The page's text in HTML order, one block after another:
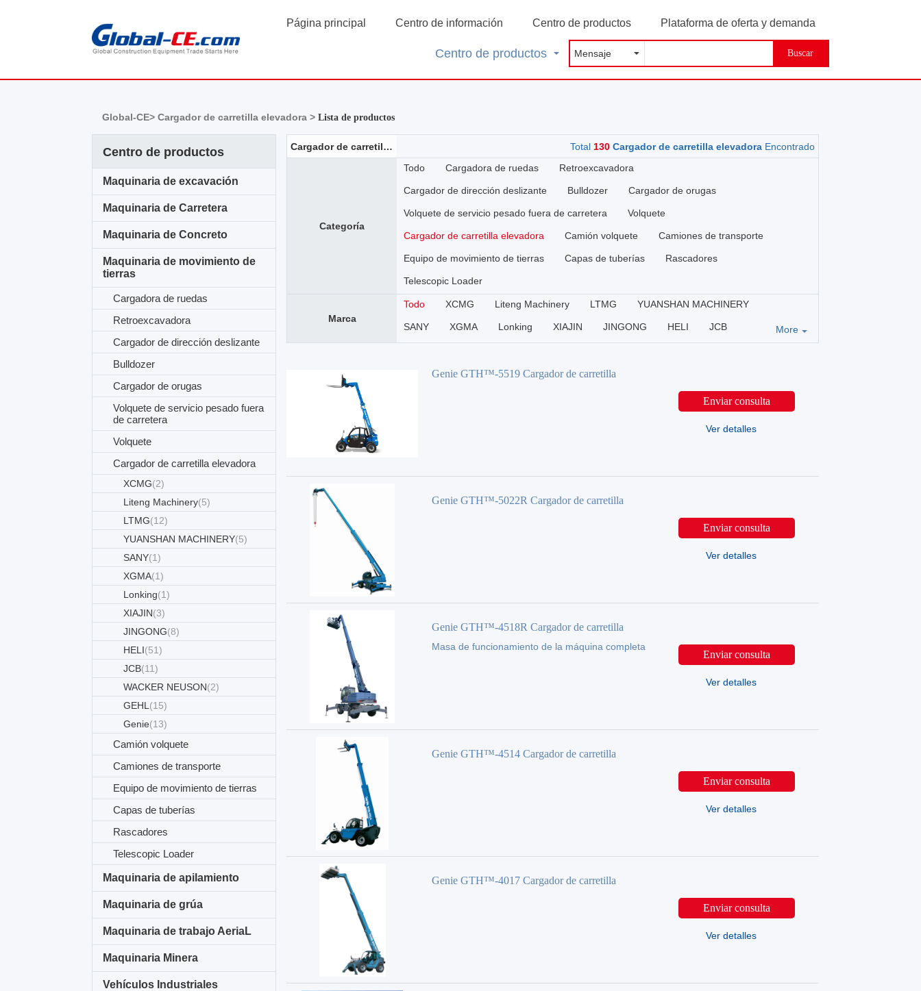
Página principal Centro de información Centro de productos Plataforma de oferta y demanda
Buscar
Centro de productos
Global-CE>Cargador de carretilla elevadora >Lista de productos
Centro de productos
Maquinaria de excavación
Maquinaria de Carretera
Maquinaria de Concreto
Maquinaria de movimiento de
tierras
Cargadora de ruedas
Retroexcavadora
Cargador de dirección deslizante
Bulldozer
Cargador de orugas
Volquete de servicio pesado fuera
de carretera
Volquete
Cargador de carretilla elevadora
XCMG(2)
Liteng Machinery(5)
LTMG(12)
YUANSHAN MACHINERY(5)
SANY(1)
XGMA(1)
Lonking(1)
XIAJIN(3)
JINGONG(8)
HELI(51)
JCB(11)
WACKER NEUSON(2)
GEHL (15)
Genie(13)
Camión volquete
Camiones de transporte
Equipo de movimiento de tierras
Capas de tuberías
Rascadores
Telescopic Loader
Maquinaria de apilamiento
Maquinaria de grúa
Maquinaria de trabajo AeriaL
Maquinaria Minera
Vehículos Industriales
Cargador de carretilla elevadora Total 130Cargador de carretilla elevadoraEncontrado
Categoría
Todo Cargadora de ruedas Retroexcavadora
Cargador de dirección deslizante Bulldozer Cargador de orugas
Volquete de servicio pesado fuera de carretera Volquete
Cargador de carretilla elevadora Camión volquete Camiones de transporte
Equipo de movimiento de tierras Capas de tuberías Rascadores
Telescopic Loader
Marca
Todo XCMG Liteng Machinery LTMG YUANSHAN MACHINERY
SANY XGMA Lonking XIAJIN JINGONG HELI JCB More
Genie GTH™-5519 Cargador de carretilla
Enviar consulta
Ver detalles
Genie GTH™-5022R Cargador de carretilla
Enviar consulta
Ver detalles
Genie GTH™-4518R Cargador de carretilla
elevadora
Masa de funcionamiento de la máquina completa
Enviar consulta
Ver detalles
Genie GTH™-4514 Cargador de carretilla
Enviar consulta
Ver detalles
Genie GTH™-4017 Cargador de carretilla
Enviar consulta
Ver detalles